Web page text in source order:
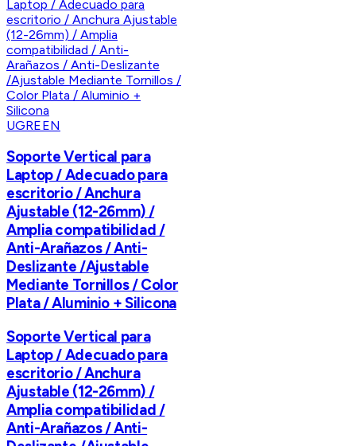
UGREEN
Soporte Vertical para
Laptop / Adecuado para
escritorio / Anchura
Ajustable (12-26mm) /
Amplia compatibilidad /
Anti-Arañazos / Anti-
Deslizante /Ajustable
Mediante Tornillos / Color
Plata / Aluminio + Silicona
Soporte Vertical para
Laptop / Adecuado para
escritorio / Anchura
Ajustable (12-26mm) /
Amplia compatibilidad /
Anti-Arañazos / Anti-